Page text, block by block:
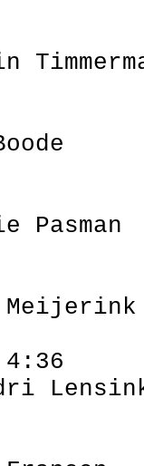
Pasman
Meijerink
4:36